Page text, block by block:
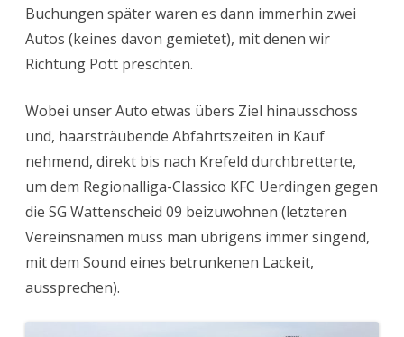
Buchungen später waren es dann immerhin zwei
Autos (keines davon gemietet), mit denen wir
Richtung Pott preschten.
Wobei unser Auto etwas übers Ziel hinausschoss
und, haarsträubende Abfahrtszeiten in Kauf
nehmend, direkt bis nach Krefeld durchbretterte,
um dem Regionalliga-Classico KFC Uerdingen gegen
die SG Wattenscheid 09 beizuwohnen (letzteren
Vereinsnamen muss man übrigens immer singend,
mit dem Sound eines betrunkenen Lackeit,
aussprechen).